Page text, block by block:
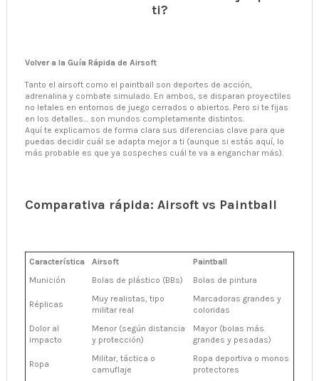
ti?
Volver a la Guía Rápida de Airsoft
Tanto el airsoft como el paintball son deportes de acción,
adrenalina y combate simulado. En ambos, se disparan proyectiles
no letales en entornos de juego cerrados o abiertos. Pero si te fijas
en los detalles… son mundos completamente distintos.
Aquí te explicamos de forma clara sus diferencias clave para que
puedas decidir cuál se adapta mejor a ti (aunque si estás aquí, lo
más probable es que ya sospeches cuál te va a enganchar más).
Comparativa rápida: Airsoft vs Paintball
Característica Airsoft
Paintball
Munición
Bolas de plástico (BBs) Bolas de pintura
Réplicas
Muy realistas, tipo
militar real
Marcadoras grandes y
coloridas
Dolor al
impacto
Menor (según distancia
y protección)
Mayor (bolas más
grandes y pesadas)
Ropa
Militar, táctica o
camuflaje
Ropa deportiva o monos
protectores